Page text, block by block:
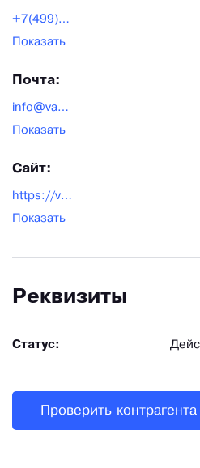
+7(499)390-08-03
Показать
Почта:
info@vakuumnye-pakety.ru
Показать
Сайт:
https://vakuumnye-pakety.ru/
Показать
Реквизиты
Статус:
Проверить контрагента